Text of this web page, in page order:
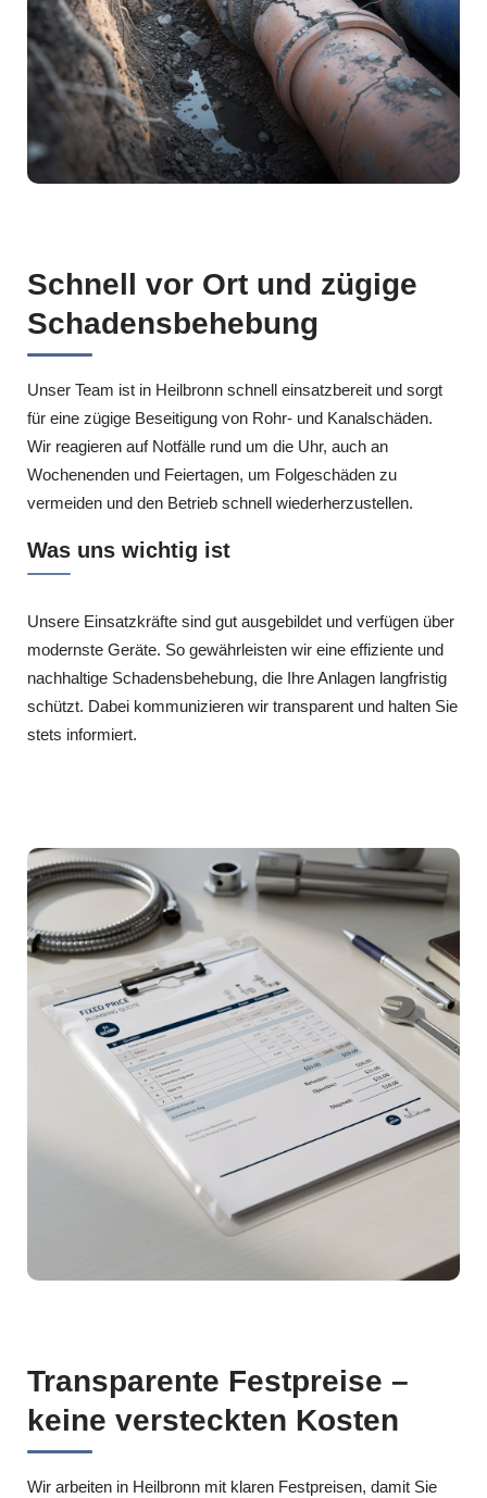
Schnell vor Ort und zügige
Schadensbehebung
Unser Team ist in Heilbronn schnell einsatzbereit und sorgt
für eine zügige Beseitigung von Rohr- und Kanalschäden.
Wir reagieren auf Notfälle rund um die Uhr, auch an
Wochenenden und Feiertagen, um Folgeschäden zu
vermeiden und den Betrieb schnell wiederherzustellen.
Was uns wichtig ist
Unsere Einsatzkräfte sind gut ausgebildet und verfügen über
modernste Geräte. So gewährleisten wir eine effiziente und
nachhaltige Schadensbehebung, die Ihre Anlagen langfristig
schützt. Dabei kommunizieren wir transparent und halten Sie
stets informiert.
Transparente Festpreise –
keine versteckten Kosten
Wir arbeiten in Heilbronn mit klaren Festpreisen, damit Sie